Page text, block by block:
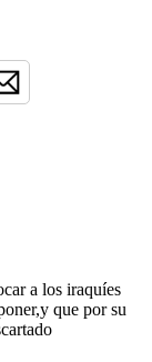
a los iraquíes
que por su